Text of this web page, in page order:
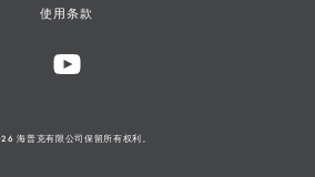
使用条款
海普克有限公司保留所有权利。